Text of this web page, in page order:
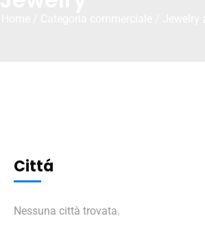
Cittá
Nessuna città trovata.